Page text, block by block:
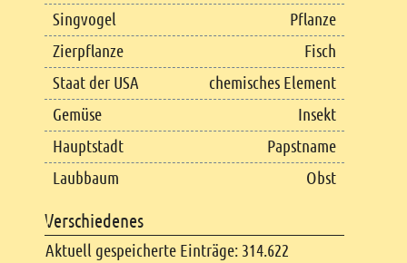
Singvogel
Pflanze
Zierpflanze
Fisch
Staat der USA
chemisches Element
Gemüse
Insekt
Hauptstadt
Papstname
Laubbaum
Obst
Verschiedenes
Aktuell gespeicherte Einträge: 314.622